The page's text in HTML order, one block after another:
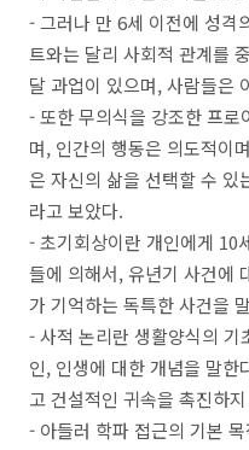
- 그러나 만 6세 이전에 성격
트와는 달리 사회적 관계를
달 과업이 있으며, 사람들은
- 또한 무의식을 강조한 프로
며, 인간의 행동은 의도적이
은 자신의 삶을 선택할 수 있
라고 보았다.
- 초기회상이란 개인에게 10
들에 의해서, 유년기 사건에
가 기억하는 ​독특한 사건을
- 사적 논리란 생활양식의
인, 인생에 대한 개념을 말
고 건설적인 귀속을 촉진하
- 아들러 학파 접근의 기본